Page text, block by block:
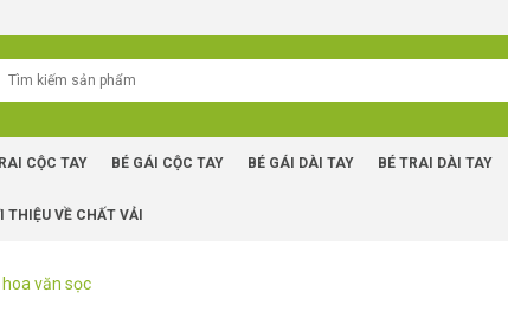
CỘC TAY BÉ GÁI CỘC TAY BÉ GÁI DÀI TAY BÉ TRAI DÀI TAY
THIỆU VỀ CHẤT VẢI
văn sọc